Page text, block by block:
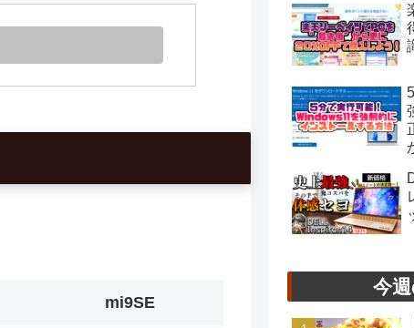
mi9SE
今